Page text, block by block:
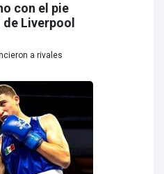
con el pie
Liverpool
a rivales